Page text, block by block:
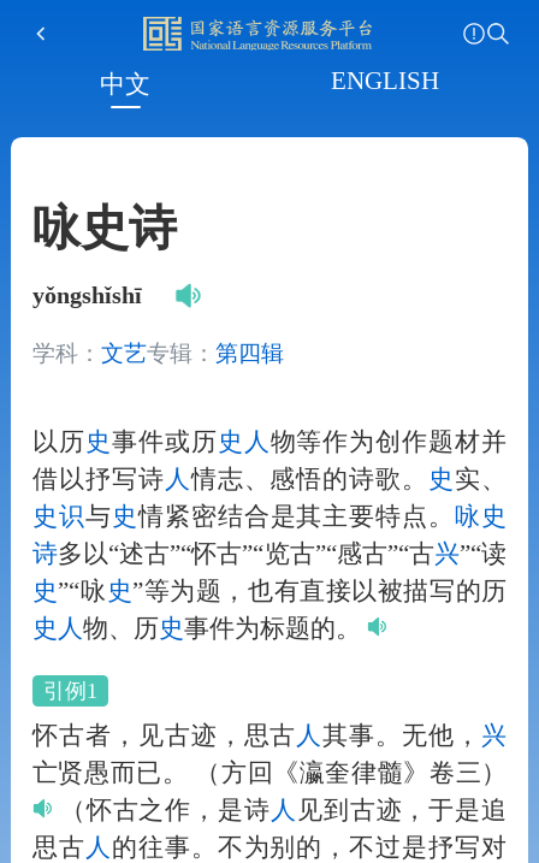
中文 ENGLISH
咏史诗
yǒngshǐshī
学科： 文艺专辑： 第四辑
以历 史事件或历 史 人 物等作为创作题材并
借以抒写诗 人情志、感悟的诗歌。 史 实、
史识与史情紧密结合是其主要特点。 咏 史
诗多以“述古”“怀古”“览古”“感古”“古兴”“读
史”“咏 史”等为题，也有直接以被描写的历
史 人物、历史事件为标题的。
引例1
怀古者，见古迹，思古 人其事。无他， 兴
亡贤愚而已。
（方回《瀛奎律髓》卷三）
（怀古之作，是诗 人 见到古迹，于是追
思古 人 的往事。不为别的，不过是抒写对